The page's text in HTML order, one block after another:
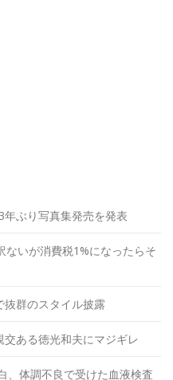
年ぶり写真集発売を発表
ないが消費税1%になったらそ
抜群のスタイル披露
ある徳光和夫にマジギレ
、体調不良で受けた血液検査